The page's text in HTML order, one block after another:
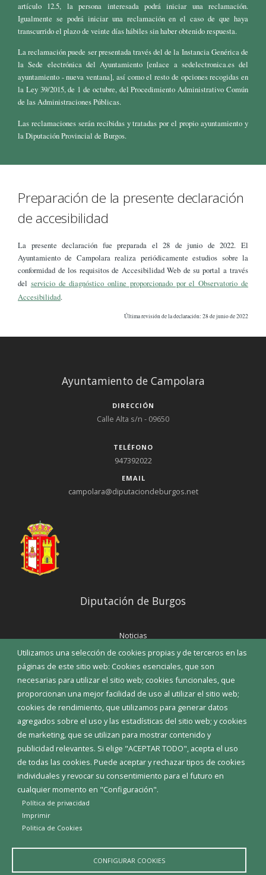
artículo 12.5, la persona interesada podrá iniciar una reclamación.
Igualmente se podrá iniciar una reclamación en el caso de que haya
transcurrido el plazo de veinte días hábiles sin haber obtenido respuesta.
La reclamación puede ser presentada través del de la Instancia Genérica de
la Sede electrónica del Ayuntamiento [enlace a sedelectronica.es del
ayuntamiento - nueva ventana], así como el resto de opciones recogidas en
la Ley 39/2015, de 1 de octubre, del Procedimiento Administrativo Común
de las Administraciones Públicas.
Las reclamaciones serán recibidas y tratadas por el propio ayuntamiento y
la Diputación Provincial de Burgos.
Preparación de la presente declaración
de accesibilidad
La presente declaración fue preparada el 28 de junio de 2022. El
Ayuntamiento de Campolara realiza periódicamente estudios sobre la
conformidad de los requisitos de Accesibilidad Web de su portal a través
del servicio de diagnóstico online proporcionado por el Observatorio de
Accesibilidad.
Última revisión de la declaración: 28 de junio de 2022
Utilizamos una selección de cookies propias y de terceros en las
páginas de este sitio web: Cookies esenciales, que son
necesarias para utilizar el sitio web; cookies funcionales, que
proporcionan una mejor facilidad de uso al utilizar el sitio web;
cookies de rendimiento, que utilizamos para generar datos
agregados sobre el uso y las estadísticas del sitio web; y cookies
de marketing, que se utilizan para mostrar contenido y
publicidad relevantes. Si elige "ACEPTAR TODO", acepta el uso
de todas las cookies. Puede aceptar y rechazar tipos de cookies
individuales y revocar su consentimiento para el futuro en
cualquier momento en "Configuración".
Política de privacidad
Imprimir
Politica de Cookies
CONFIGURAR COOKIES
Ayuntamiento de Campolara
DIRECCIÓN
Calle Alta s/n - 09650
TELÉFONO
947392022
EMAIL
campolara@diputaciondeburgos.net
Diputación de Burgos
Noticias
Eventos
Corporación Municipal
Teléfonos de interés
INICIAR SESIÓN
MAPA WEB